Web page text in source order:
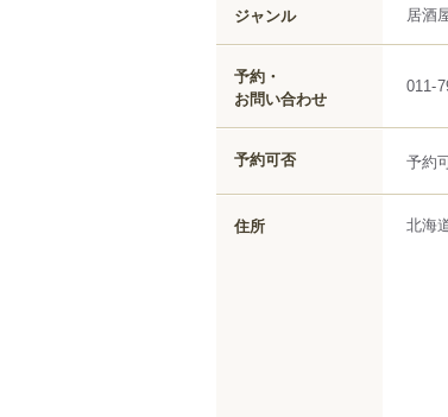
ジャンル 居酒
予約・
お問い合わせ
011-
予約可否 予約
住所 北海